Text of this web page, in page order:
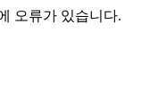
오류가 있습니다.